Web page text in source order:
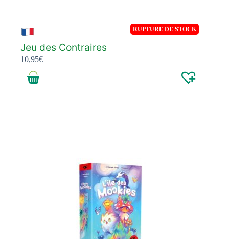
RUPTURE DE STOCK
Jeu des Contraires
10,95€